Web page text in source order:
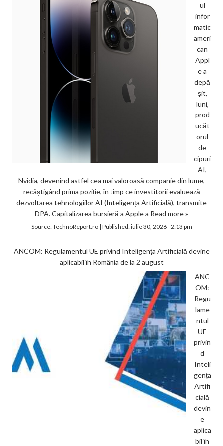
ul
infor
matic
ameri
can
Appl
e a
depă
șit,
luni,
prod
ucăt
orul
de
cipuri
AI,
Nvidia, devenind astfel cea mai valoroasă companie din lume,
recâștigând prima poziție, în timp ce investitorii evaluează
dezvoltarea tehnologiilor AI (Inteligența Artificială), transmite
DPA. Capitalizarea bursieră a Apple a Read more »
Source:TechnoReport.ro| Published:iulie 30, 2026 - 2:13 pm
ANCOM: Regulamentul UE privind Inteligența Artificială devine
aplicabil în România de la 2 august
ANC
OM:
Regu
lame
ntul
UE
privin
d
Inteli
gența
Artifi
cială
devin
e
aplica
bil în